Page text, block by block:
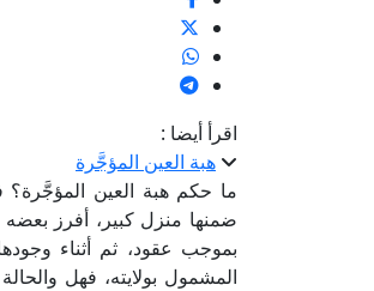
اقرأ أيضا :
هبة العين المؤجَّرة
ما حكم هبة العين
ضمنها منزل كبير، أفرز بعضه
بموجب عقود، ثم أثناء
المشمول بولايته، فهل